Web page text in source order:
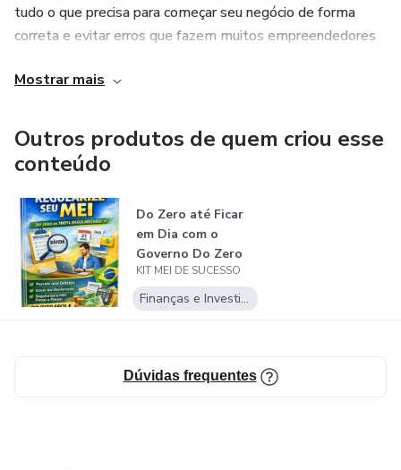
tudo o que precisa para começar seu negócio de forma
correta e evitar erros que fazem muitos empreendedores
para que qualquer pessoa consiga entender e aplicar.
O que você vai aprender
✔ O que é MEI e quem pode abrir
✔ Como abrir um MEI passo a passo
✔ Quais atividades podem ser MEI
✔ Como pagar a guia mensal (DAS)
Mostrar mais
Outros produtos de quem criou esse
conteúdo
Do Zero até Ficar
em Dia com o
Governo Do Zero
até Ficar em...
KIT MEI DE SUCESSO
Finanças e Investimentos
Dúvidas frequentes